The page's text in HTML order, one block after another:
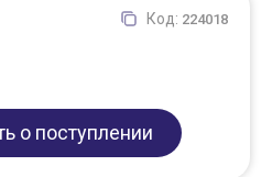
Код: 224018
о поступлении